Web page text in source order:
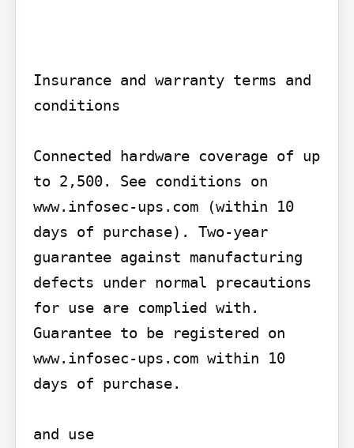
Insurance and warranty terms and
conditions
Connected hardware coverage of up
to 2,500. See conditions on
www.infosec-ups.com (within 10
days of purchase). Two-year
guarantee against manufacturing
defects under normal precautions
for use are complied with.
Guarantee to be registered on
www.infosec-ups.com within 10
days of purchase.
and use